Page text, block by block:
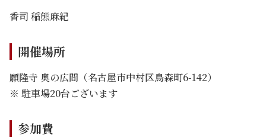
香司 稲熊麻紀
開催場所
願隆寺 奥の広間（名古屋市中村区鳥森町6-142）
※ 駐車場20台ございます
参加費